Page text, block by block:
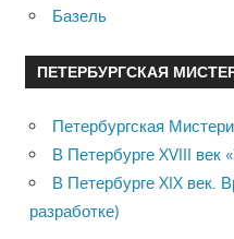
Базель
ПЕТЕРБУРГСКАЯ
Петербургская
В Петербурге XVIII
В Петербурге XIX век.
разработке)